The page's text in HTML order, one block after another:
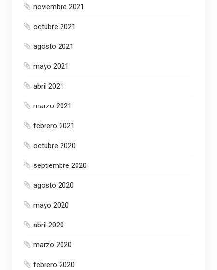
noviembre 2021
octubre 2021
agosto 2021
mayo 2021
abril 2021
marzo 2021
febrero 2021
octubre 2020
septiembre 2020
agosto 2020
mayo 2020
abril 2020
marzo 2020
febrero 2020